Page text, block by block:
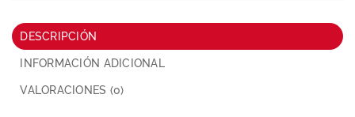
DESCRIPCIÓN
INFORMACIÓN ADICIONAL
VALORACIONES (0)